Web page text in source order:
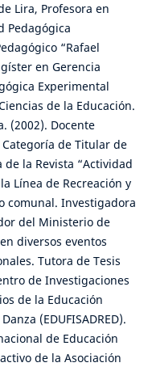
Lira, Profesora en
Pedagógica
“Rafael
en Gerencia
Experimental
de la Educación.
(2002). Docente
Categoría de Titular de
de la Revista “Actividad
Línea de Recreación y
comunal. Investigadora
del Ministerio de
diversos eventos
Tutora de Tesis
de Investigaciones
de la Educación
(EDUFISADRED).
de Educación
de la Asociación